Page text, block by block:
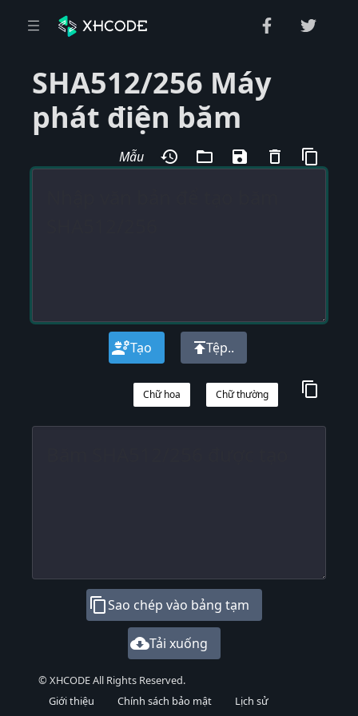
SHA512/256 Máy
phát điện băm
history folder_open save delete_outline content_copy
Mẫu
engineeringTạo publishTệp..
content_copy
Chữ thường
Chữ hoa
content_copySao chép vào bảng tạm
cloud_downloadTải xuống
© XHCODE All Rights Reserved.
Giới thiệu
Chính sách bảo mật Lịch sử